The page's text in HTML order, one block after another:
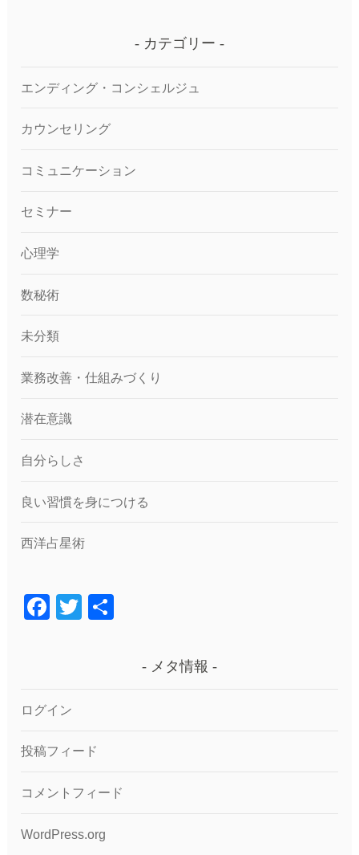
カテゴリー
エンディング・コンシェルジュ
カウンセリング
コミュニケーション
セミナー
心理学
数秘術
未分類
業務改善・仕組みづくり
潜在意識
自分らしさ
良い習慣を身につける
西洋占星術
F
b
o
k
T
メタ情報
ログイン
投稿フィード
コメントフィード
WordPress.org